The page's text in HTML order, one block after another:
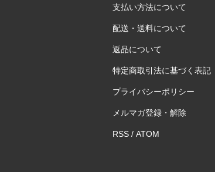
支払い方法について
配送・送料について
返品について
特定商取引法に基づく表記
プライバシーポリシー
メルマガ登録・解除
RSS/ ATOM